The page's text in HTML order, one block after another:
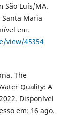
São Luís/MA.
Santa Maria
em:
view/45354
The
Quality: A
Disponível
em: 16 ago.